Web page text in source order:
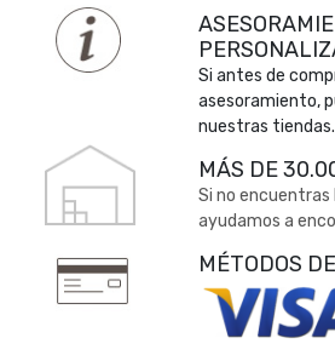
Si antes de
asesoramiento,
nuestras tiendas.
MÁS DE
Si no
ayudamos a
MÉTODOS